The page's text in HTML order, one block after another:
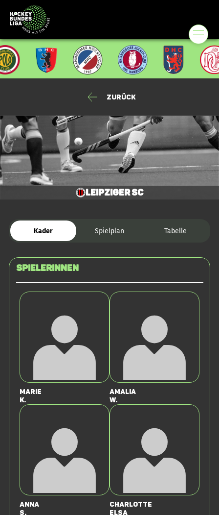
Zurück
Leipziger SC
Kader Spielplan Tabelle
SPIELERINNEN
Marie
K.
Amalia
W.
Anna
S.
Charlotte
Elsa